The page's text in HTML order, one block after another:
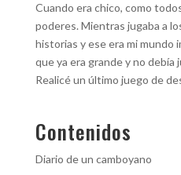
Cuando era chico, como
poderes. Mientras jugaba a
historias y ese era mi mundo
que ya era grande y no debía
Realicé un último juego de
Contenidos
Diario de un camboyano